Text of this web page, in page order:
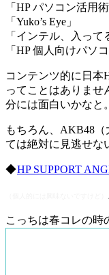
「HP パソコン活用
「Yuko’s Eye」
「インテル、入って
「HP 個人向けパソ
コンテンツ的に日本
ってことはありませ
分には面白いかなと。
もちろん、AKB48
ては絶対に見逃せな
◆HP SUPPORT
こっちは春コレの時